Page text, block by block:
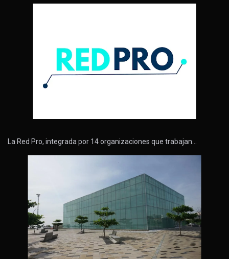
La Red Pro, integrada por 14 organizaciones que trabajan…